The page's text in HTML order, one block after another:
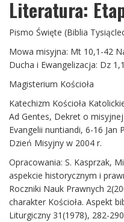
Literatura:
Pismo Święte (Biblia
Mowa misyjna: Mt 10,1-42
Ducha i Ewangelizacja: Dz
Magisterium Kościoła
Katechizm Kościoła
Ad Gentes, Dekret o misyjnej
Evangelii nuntiandi, 6-16 Jan
Dzień Misyjny w 2004 r.
Opracowania: S. Kasprzak,
aspekcie historycznym i
Roczniki Nauk Prawnych
charakter Kościoła. Aspekt
Liturgiczny 31(1978), 282-